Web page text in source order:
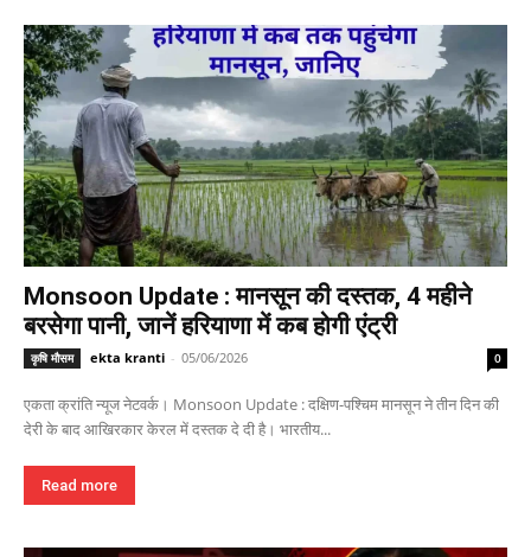
Monsoon Update : मानसून की दस्तक, 4 महीने
बरसेगा पानी, जानें हरियाणा में कब होगी एंट्री
कृषि मौसम ekta kranti - 05/06/2026 0
एकता क्रांति न्यूज नेटवर्क। Monsoon Update : दक्षिण-पश्चिम मानसून ने तीन दिन की
देरी के बाद आखिरकार केरल में दस्तक दे दी है। भारतीय...
Read more